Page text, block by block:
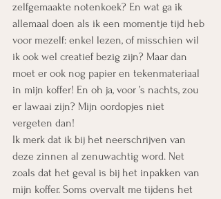
zelfgemaakte notenkoek? En wat ga ik
allemaal doen als ik een momentje tijd heb
voor mezelf: enkel lezen, of misschien wil
ik ook wel creatief bezig zijn? Maar dan
moet er ook nog papier en tekenmateriaal
in mijn koffer! En oh ja, voor ’s nachts, zou
er lawaai zijn? Mijn oordopjes niet
vergeten dan!
Ik merk dat ik bij het neerschrijven van
deze zinnen al zenuwachtig word. Net
zoals dat het geval is bij het inpakken van
mijn koffer. Soms overvalt me tijdens het